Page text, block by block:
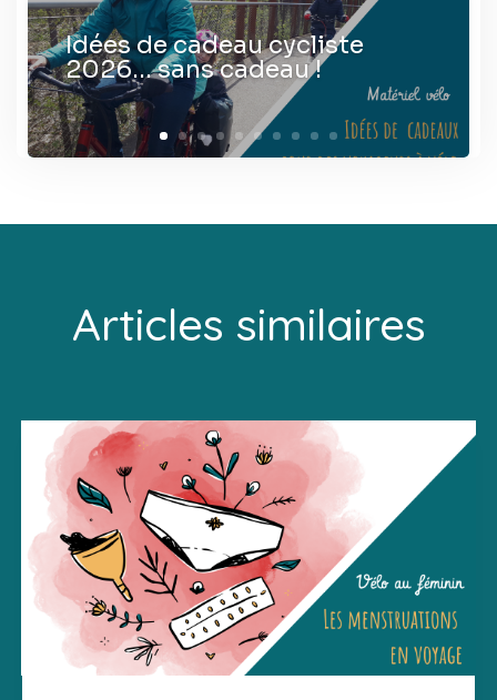
Idées de cadeau cycliste
2026… sans cadeau !
Articles similaires